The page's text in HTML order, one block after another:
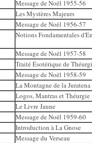
Message de Noël 1955-56
Les Mystères Majeurs
Message de Noël 1956-57
Notions Fondamentales
Message de Noël 1957-58
Traité Ésotérique de
Message de Noël 1958-59
La Montagne de la Juratena
Logos, Mantras et Théurgie
Le Livre Jaune
Message de Noël 1959-60
Introduction à La Gnose
Message du Verseau